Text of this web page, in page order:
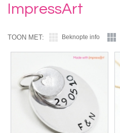
ImpressArt
TOON MET: Beknopte info